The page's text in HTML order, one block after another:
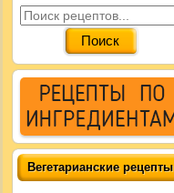
Вегетарианские рецепты